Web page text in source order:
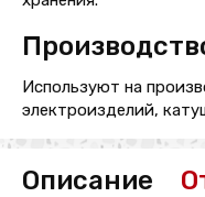
Используют на
электроизделий,
Описание